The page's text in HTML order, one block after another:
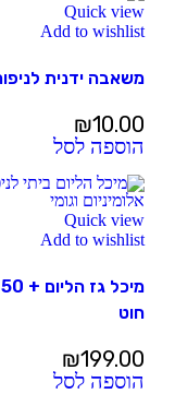
Quick view
Add to wishlist
משאבה ידנית
₪10.00
הוספה לסל
Quick view
Add to wishlist
חוט
₪199.00
הוספה לסל